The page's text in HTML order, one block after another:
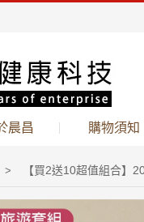
晨昌 購物須知
> 【買2送10超值組合】